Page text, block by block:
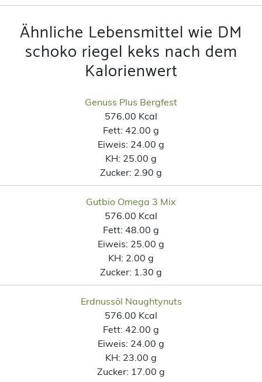
Ähnliche Lebensmittel wie DM
schoko riegel keks nach dem
Kalorienwert
Genuss Plus Bergfest
576.00 Kcal
Fett: 42.00 g
Eiweis: 24.00 g
KH: 25.00 g
Zucker: 2.90 g
Gutbio Omega 3 Mix
576.00 Kcal
Fett: 48.00 g
Eiweis: 25.00 g
KH: 2.00 g
Zucker: 1.30 g
Erdnussöl Naughtynuts
576.00 Kcal
Fett: 42.00 g
Eiweis: 24.00 g
KH: 23.00 g
Zucker: 17.00 g